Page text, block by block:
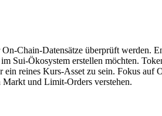
Chain-Datensätze überprüft werden.
Sui-Ökosystem erstellen möchten.
reines Kurs-Asset zu sein. Fokus auf
und Limit-Orders verstehen.